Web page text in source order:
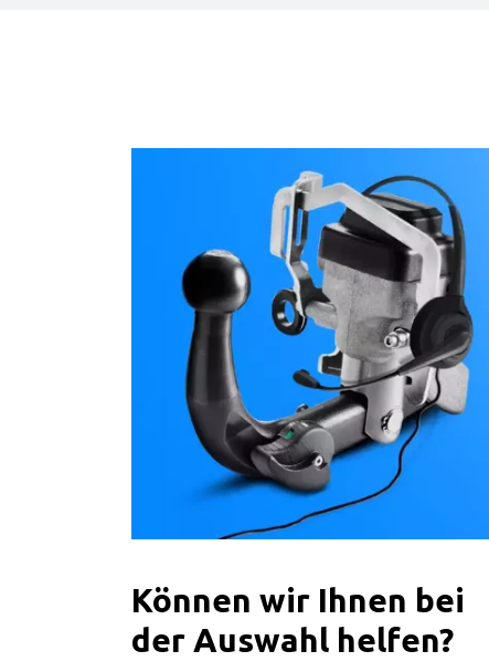
Können wir Ihnen bei
der Auswahl helfen?